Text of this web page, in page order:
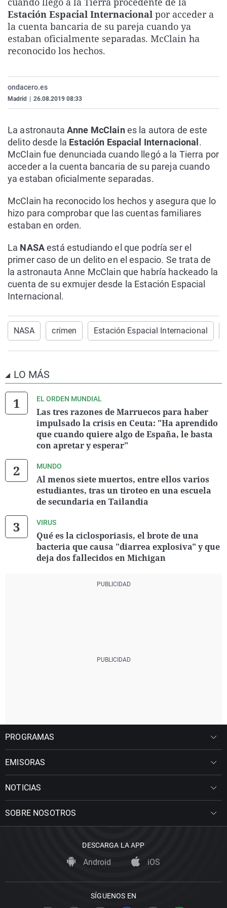
La rosa de los vientos
Gente viajera
Como el perro y el
Caso
Retornados
Equipo de
Extremadura
Galicia
La Rioja
País Vasco
Virales
Televisión
Elecciones
Estación Espacial Internacional por acceder a
la cuenta bancaria de su pareja cuando ya
estaban oficialmente separadas. McClain ha
reconocido los hechos.
ondacero.es
Madrid 26.08.2019 08:33
La astronauta Anne McClaines la autora de este
delito desde la Estación Espacial Internacional .
McClain fue denunciada cuando llegó a la Tierra por
acceder a la cuenta bancaria de su pareja cuando
ya estaban oficialmente separadas.
McClain ha reconocido los hechos y asegura que lo
hizo para comprobar que las cuentas familiares
estaban en orden.
La NASAestá estudiando el que podría ser el
primer caso de un delito en el espacio. Se trata de
la astronauta Anne McClain que habría hackeado la
cuenta de su exmujer desde la Estación Espacial
Internacional.
NASA crimen Estación Espacial Internacional
LO MÁS
EL ORDEN MUNDIAL
Las tres razones de Marruecos para haber
impulsado la crisis en Ceuta: "Ha aprendido
que cuando quiere algo de España, le basta
con apretar y esperar"
MUNDO
Al menos siete muertos, entre ellos varios
estudiantes, tras un tiroteo en una escuela
de secundaria en Tailandia
VIRUS
Qué es la ciclosporiasis, el brote de una
bacteria que causa "diarrea explosiva" y que
deja dos fallecidos en Michigan
PROGRAMAS
EMISORAS
NOTICIAS
SOBRE NOSOTROS
DESCARGA LA APP
Android iOS
SÍGUENOS EN